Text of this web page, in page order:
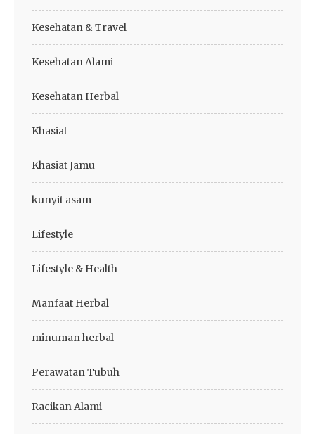
Kesehatan & Travel
Kesehatan Alami
Kesehatan Herbal
Khasiat
Khasiat Jamu
kunyit asam
Lifestyle
Lifestyle & Health
Manfaat Herbal
minuman herbal
Perawatan Tubuh
Racikan Alami